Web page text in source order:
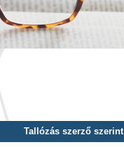
Tallózás szerző szerint